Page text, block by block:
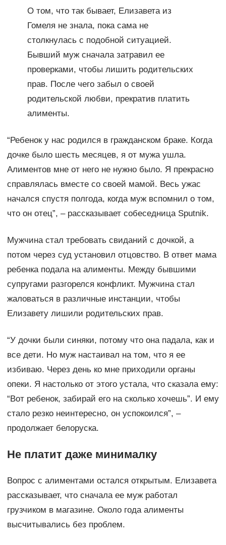
О том, что так бывает, Елизавета из
Гомеля не знала, пока сама не
столкнулась с подобной ситуацией.
Бывший муж сначала затравил ее
проверками, чтобы лишить родительских
прав. После чего забыл о своей
родительской любви, прекратив платить
алименты.
“Ребенок у нас родился в гражданском браке. Когда
дочке было шесть месяцев, я от мужа ушла.
Алиментов мне от него не нужно было. Я прекрасно
справлялась вместе со своей мамой. Весь ужас
начался спустя полгода, когда муж вспомнил о том,
что он отец”, – рассказывает собеседница Sputnik.
Мужчина стал требовать свиданий с дочкой, а
потом через суд установил отцовство. В ответ мама
ребенка подала на алименты. Между бывшими
супругами разгорелся конфликт. Мужчина стал
жаловаться в различные инстанции, чтобы
Елизавету лишили родительских прав.
“У дочки были синяки, потому что она падала, как и
все дети. Но муж настаивал на том, что я ее
избиваю. Через день ко мне приходили органы
опеки. Я настолько от этого устала, что сказала ему:
“Вот ребенок, забирай его на сколько хочешь”. И ему
стало резко неинтересно, он успокоился”, –
продолжает белоруска.
Не платит даже минималку
Вопрос с алиментами остался открытым. Елизавета
рассказывает, что сначала ее муж работал
грузчиком в магазине. Около года алименты
высчитывались без проблем.